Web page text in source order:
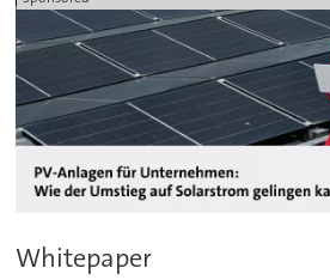
Whitepaper